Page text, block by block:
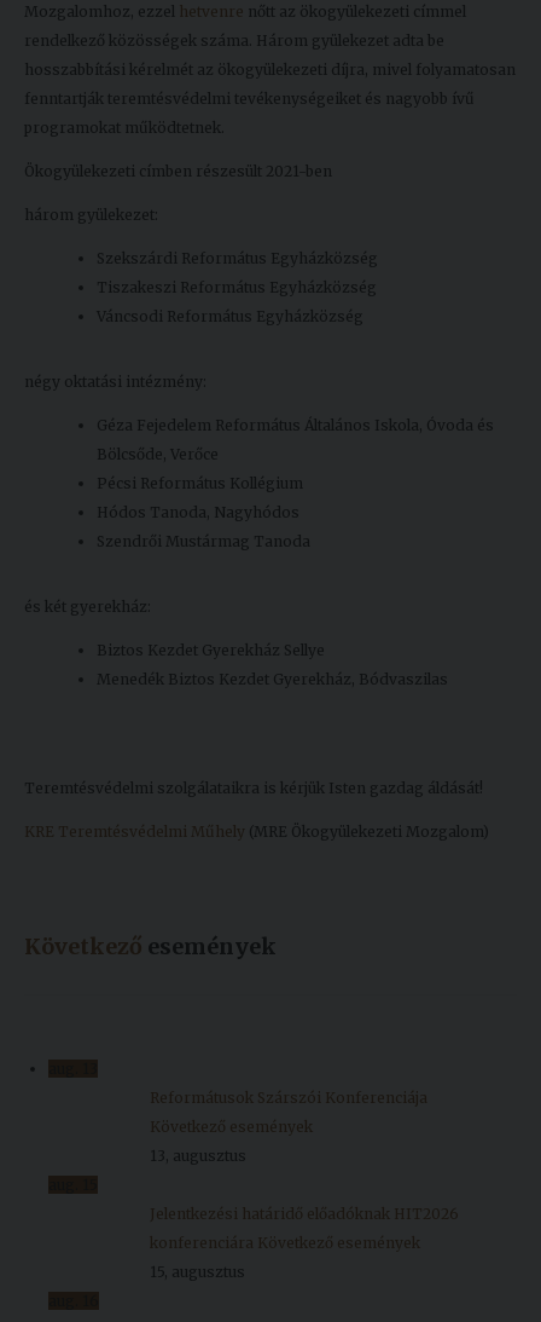
Mozgalomhoz, ezzel
hetvenre nőtt az ökogyülekezeti címmel
rendelkező közösségek száma. Három gyülekezet adta be
hosszabbítási kérelmét az ökogyülekezeti díjra, mivel folyamatosan
fenntartják teremtésvédelmi tevékenységeiket és nagyobb ívű
programokat működtetnek.
Ökogyülekezeti címben részesült 2021-ben
három gyülekezet:
Szekszárdi Református Egyházközség
Tiszakeszi Református Egyházközség
Váncsodi Református Egyházközség
négy oktatási intézmény:
Géza Fejedelem Református Általános Iskola, Óvoda és
Bölcsőde, Verőce
Pécsi Református Kollégium
Hódos Tanoda, Nagyhódos
Szendrői Mustármag Tanoda
és két gyerekház:
Biztos Kezdet Gyerekház Sellye
Menedék Biztos Kezdet Gyerekház, Bódvaszilas
Teremtésvédelmi szolgálataikra is kérjük Isten gazdag áldását!
KRE Teremtésvédelmi Műhely (MRE Ökogyülekezeti Mozgalom)
Következő események
Reformátusok Szárszói Konferenciája
Következő események
13, augusztus
Jelentkezési határidő előadóknak HIT2026
konferenciára Következő események
15, augusztus